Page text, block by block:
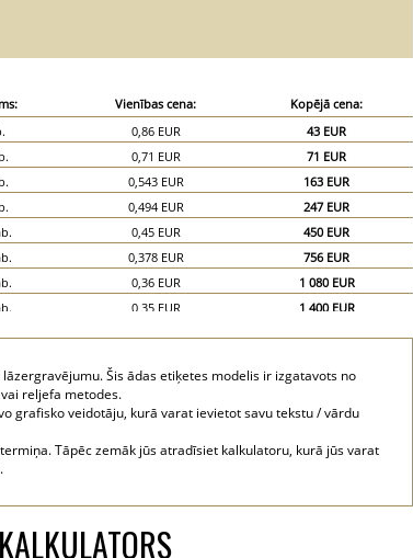
Vienības cena:
Kopējā cena:
0,86 EUR
43 EUR
0,71 EUR
71 EUR
0,543 EUR
163 EUR
0,494 EUR
247 EUR
0,45 EUR
450 EUR
0,378 EUR
756 EUR
0,36 EUR
1 080 EUR
0,35 EUR
1 400 EUR
Šis ādas etiķetes modelis ir izgatavots no
reljefa metodes.
grafisko veidotāju, kurā varat ievietot savu tekstu / vārdu
Tāpēc zemāk jūs atradīsiet kalkulatoru, kurā jūs varat